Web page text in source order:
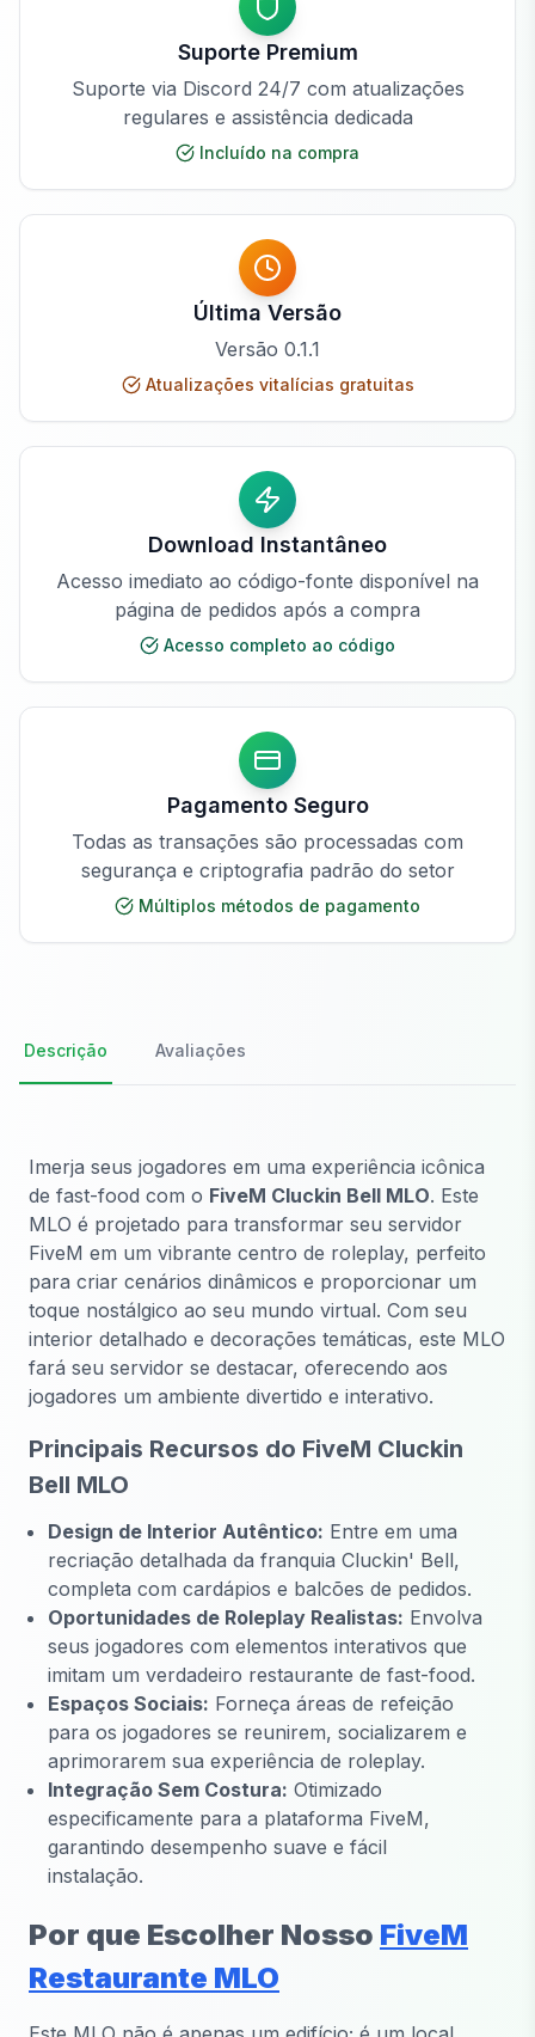
Suporte Premium
Suporte via Discord 24/7 com atualizações
regulares e assistência dedicada
Incluído na compra
Última Versão
Versão 0.1.1
Atualizações vitalícias gratuitas
Download Instantâneo
Acesso imediato ao código-fonte disponível na
página de pedidos após a compra
Acesso completo ao código
Pagamento Seguro
Todas as transações são processadas com
segurança e criptografia padrão do setor
Múltiplos métodos de pagamento
Descrição Avaliações
Imerja seus jogadores em uma experiência icônica
de fast-food com o FiveM Cluckin Bell MLO. Este
MLO é projetado para transformar seu servidor
FiveM em um vibrante centro de roleplay, perfeito
para criar cenários dinâmicos e proporcionar um
toque nostálgico ao seu mundo virtual. Com seu
interior detalhado e decorações temáticas, este MLO
fará seu servidor se destacar, oferecendo aos
jogadores um ambiente divertido e interativo.
Principais Recursos do FiveM Cluckin
Bell MLO
Design de Interior Autêntico: Entre em uma
recriação detalhada da franquia Cluckin' Bell,
completa com cardápios e balcões de pedidos.
Oportunidades de Roleplay Realistas: Envolva
seus jogadores com elementos interativos que
imitam um verdadeiro restaurante de fast-food.
Espaços Sociais: Forneça áreas de refeição
para os jogadores se reunirem, socializarem e
aprimorarem sua experiência de roleplay.
Integração Sem Costura: Otimizado
especificamente para a plataforma FiveM,
garantindo desempenho suave e fácil
instalação.
Por que Escolher Nosso FiveM
Restaurante MLO